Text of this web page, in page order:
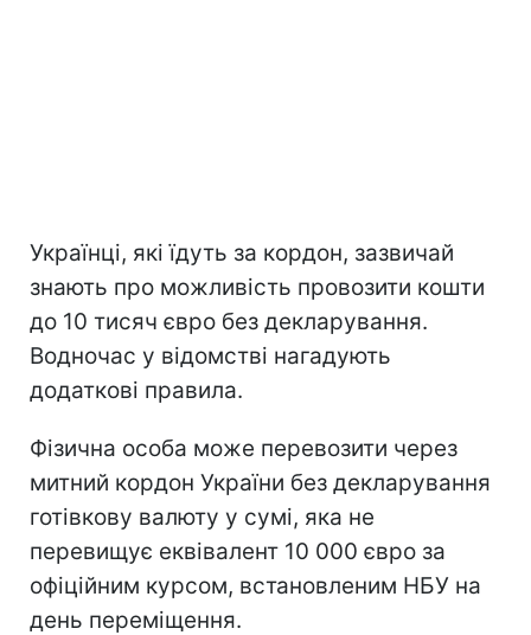
Українці, які їдуть за кордон, зазвичай
знають про можливість провозити кошти
до 10 тисяч євро без декларування.
Водночас у відомстві нагадують
додаткові правила.
Фізична особа може перевозити через
митний кордон України без декларування
готівкову валюту у сумі, яка не
перевищує еквівалент 10 000 євро за
офіційним курсом, встановленим НБУ на
день переміщення.